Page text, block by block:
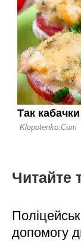
Читайте
допомогу